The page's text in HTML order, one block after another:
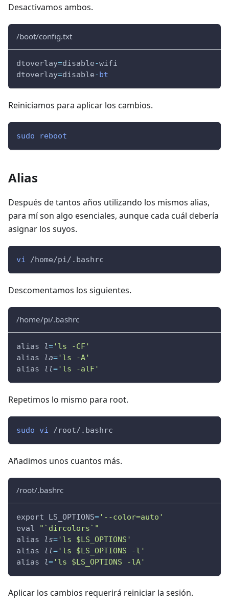
Desactivamos ambos.
/boot/config.txt
dtoverlay=disable-wifi
dtoverlay=disable-bt
Reiniciamos para aplicar los cambios.
sudo reboot
Alias
Después de tantos años utilizando los mismos alias,
para mí son algo esenciales, aunque cada cuál debería
asignar los suyos.
vi /home/pi/.bashrc
Descomentamos los siguientes.
/home/pi/.bashrc
alias l= 'ls -CF'
alias
la= 'ls -A'
alias
ll= 'ls -alF'
Repetimos lo mismo para root.
sudo vi /root/.bashrc
Añadimos unos cuantos más.
/root/.bashrc
export LS_OPTIONS= '--color=auto'
eval
"`dircolors`"
alias
ls= 'ls $LS_OPTIONS'
alias
ll= 'ls $LS_OPTIONS -l'
alias
l= 'ls $LS_OPTIONS -lA'
Aplicar los cambios requerirá reiniciar la sesión.